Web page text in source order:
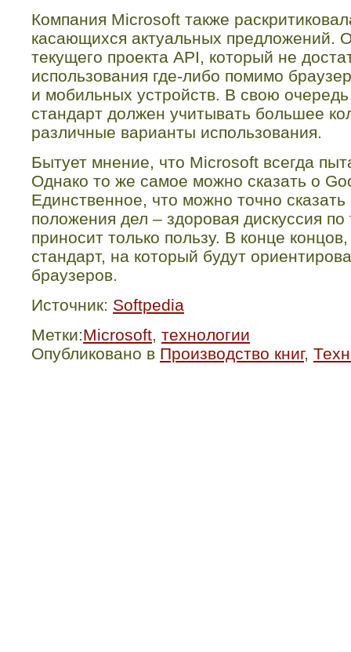
Компания Microsoft также
касающихся актуальных предложений.
текущего проекта API, который не
использования где-либо помимо
и мобильных устройств. В свою
стандарт должен учитывать большее
различные варианты использования.
Бытует мнение, что Microsoft всегда
Однако то же самое можно сказать о
Единственное, что можно точно
положения дел – здоровая дискуссия по
приносит только пользу. В конце
стандарт, на который будут
браузеров.
Источник: Softpedia
Метки:Microsoft, технологии
Опубликовано в Производство книг,